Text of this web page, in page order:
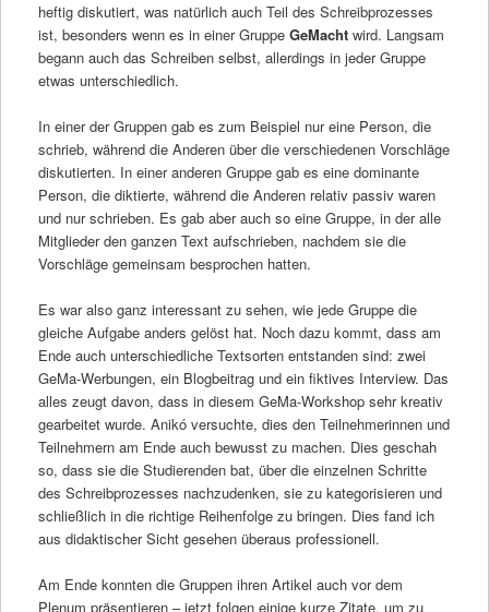
heftig diskutiert, was natürlich auch Teil des Schreibprozesses
ist, besonders wenn es in einer Gruppe GeMachtwird. Langsam
begann auch das Schreiben selbst, allerdings in jeder Gruppe
etwas unterschiedlich.
In einer der Gruppen gab es zum Beispiel nur eine Person, die
schrieb, während die Anderen über die verschiedenen Vorschläge
diskutierten. In einer anderen Gruppe gab es eine dominante
Person, die diktierte, während die Anderen relativ passiv waren
und nur schrieben. Es gab aber auch so eine Gruppe, in der alle
Mitglieder den ganzen Text aufschrieben, nachdem sie die
Vorschläge gemeinsam besprochen hatten.
Es war also ganz interessant zu sehen, wie jede Gruppe die
gleiche Aufgabe anders gelöst hat. Noch dazu kommt, dass am
Ende auch unterschiedliche Textsorten entstanden sind: zwei
GeMa-Werbungen, ein Blogbeitrag und ein fiktives Interview. Das
alles zeugt davon, dass in diesem GeMa-Workshop sehr kreativ
gearbeitet wurde. Anikó versuchte, dies den Teilnehmerinnen und
Teilnehmern am Ende auch bewusst zu machen. Dies geschah
so, dass sie die Studierenden bat, über die einzelnen Schritte
des Schreibprozesses nachzudenken, sie zu kategorisieren und
schließlich in die richtige Reihenfolge zu bringen. Dies fand ich
aus didaktischer Sicht gesehen überaus professionell.
Am Ende konnten die Gruppen ihren Artikel auch vor dem
Plenum präsentieren – jetzt folgen einige kurze Zitate, um zu